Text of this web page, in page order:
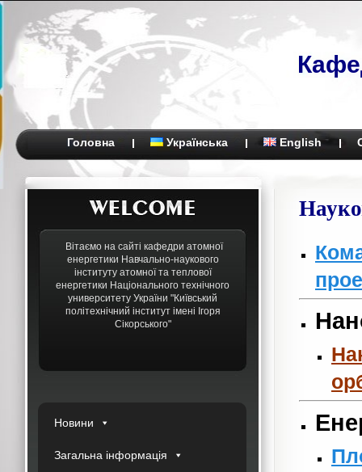
Головна Українська English
Вітаємо на сайті кафедри атомної
енергетики Навчально-наукового
інституту атомної та теплової
енергетики Національного технічного
университету України "Київський
політехнічний інститут імені Ігоря
Сікорського"
Новини
Загальна інформація